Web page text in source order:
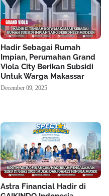
Hadir Sebagai Rumah
Impian, Perumahan Grand
Viola City Berikan Subsidi
Untuk Warga Makassar
December 09, 2025
Astra Financial Hadir di